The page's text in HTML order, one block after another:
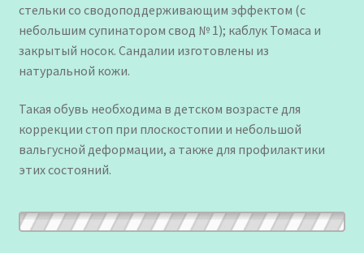
стельки со сводоподдерживающим эффектом (с
небольшим супинатором свод № 1); каблук Томаса и
закрытый носок. Сандалии изготовлены из
натуральной кожи.
Такая обувь необходима в детском возрасте для
коррекции стоп при плоскостопии и небольшой
вальгусной деформации, а также для профилактики
этих состояний.